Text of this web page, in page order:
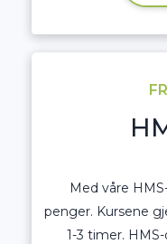
Med våre
penger. Kursene
1-3 timer.